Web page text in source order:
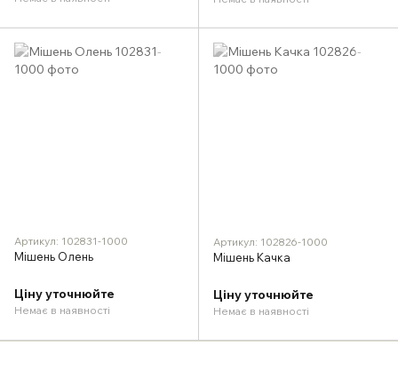
Артикул: 102831-1000
Мішень Олень
Ціну уточнюйте
Немає в наявності
Артикул: 102826-1000
Мішень Качка
Ціну уточнюйте
Немає в наявності